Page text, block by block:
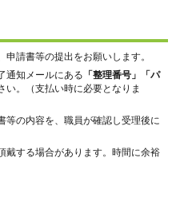
請書等の提出をお願いします。
通知メールにある 「整理番号」「パ
い。（支払い時に必要となりま
等の内容を、職員が確認し受理後に
戴する場合があります。時間に余裕